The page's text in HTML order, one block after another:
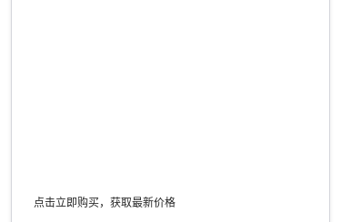
点击立即购买，获取最新价格